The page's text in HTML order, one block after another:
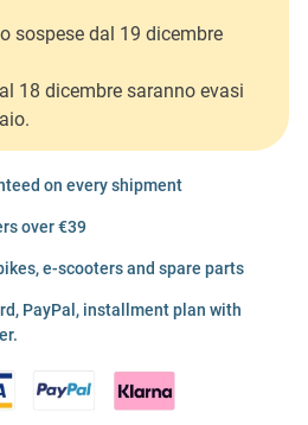
sospese dal 19 dicembre
18 dicembre saranno evasi
on every shipment
over €39
e-scooters and spare parts
PayPal, installment plan with